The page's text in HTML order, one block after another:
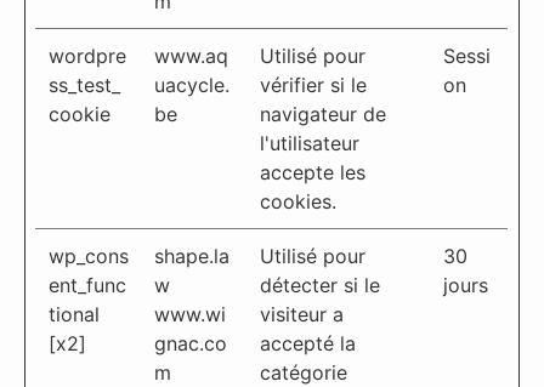
wordpre
ss_test_
cookie
www.aq
uacycle.
be
Utilisé pour
vérifier si le
navigateur de
l'utilisateur
accepte les
cookies.
Sessi
on
wp_cons
ent_func
tional
[x2]
shape.la
w
www.wi
gnac.co
m
Utilisé pour
détecter si le
visiteur a
accepté la
catégorie
30
jours